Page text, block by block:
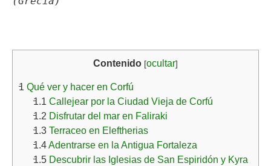
Contenido [ocultar]
1 Qué ver y hacer en Corfú
1.1 Callejear por la Ciudad Vieja de Corfú
1.2 Disfrutar del mar en Faliraki
1.3 Terraceo en Eleftherias
1.4Adentrarse en la Antigua Fortaleza
1.5 Descubrir las Iglesias de San Espiridón y Kyra